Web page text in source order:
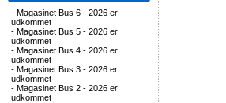
- Magasinet Bus 6 - 2026 er
udkommet
- Magasinet Bus 5 - 2026 er
udkommet
- Magasinet Bus 4 - 2026 er
udkommet
- Magasinet Bus 3 - 2026 er
udkommet
- Magasinet Bus 2 - 2026 er
udkommet